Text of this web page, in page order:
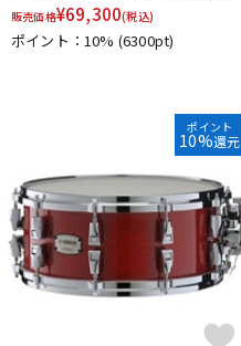
販売価格¥69,300(税込)
ポイント：10% (6300pt)
ポイント
10%還元